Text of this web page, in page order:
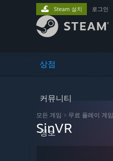
상점
커뮤니티
정보
Steam 설치 로그인
모든 게임 > 무료 플레이 게임
SinVR